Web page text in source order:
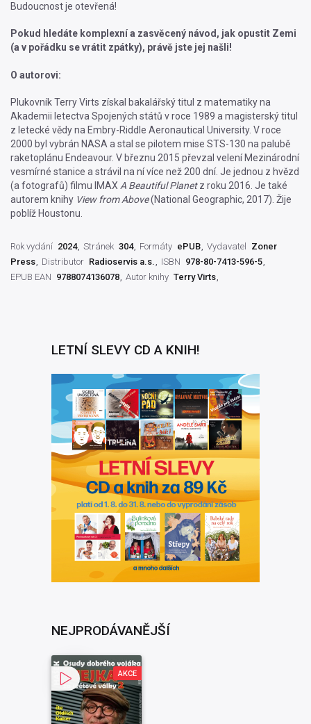
Budoucnost je otevřená!
Pokud hledáte komplexní a zasvěcený návod, jak opustit Zemi
(a v pořádku se vrátit zpátky), právě jste jej našli!
O autorovi:
Plukovník Terry Virts získal bakalářský titul z matematiky na
Akademii letectva Spojených států v roce 1989 a magisterský titul
z letecké vědy na Embry-Riddle Aeronautical University. V roce
2000 byl vybrán NASA a stal se pilotem mise STS-130 na palubě
raketoplánu Endeavour. V březnu 2015 převzal velení Mezinárodní
vesmírné stanice a strávil na ní více než 200 dní. Je jednou z hvězd
(a fotografů) filmu IMAX A Beautiful Planetz roku 2016. Je také
autorem knihy View from Above(National Geographic, 2017). Žije
poblíž Houstonu.
Rok vydání 2024 Stránek 304 Formáty ePUB Vydavatel Zoner
Press
Distributor Radioservis a.s. ISBN 978-80-7413-596-5
EPUB EAN 9788074136078 Autor knihy Terry Virts
LETNÍ SLEVY CD A KNIH!
NEJPRODÁVANĚJŠÍ
AKCE